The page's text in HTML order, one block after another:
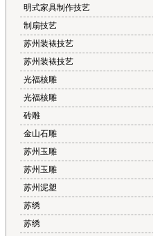
明式家具制作技艺
制扇技艺
苏州装裱技艺
苏州装裱技艺
光福核雕
光福核雕
砖雕
金山石雕
苏州玉雕
苏州玉雕
苏州泥塑
苏绣
苏绣